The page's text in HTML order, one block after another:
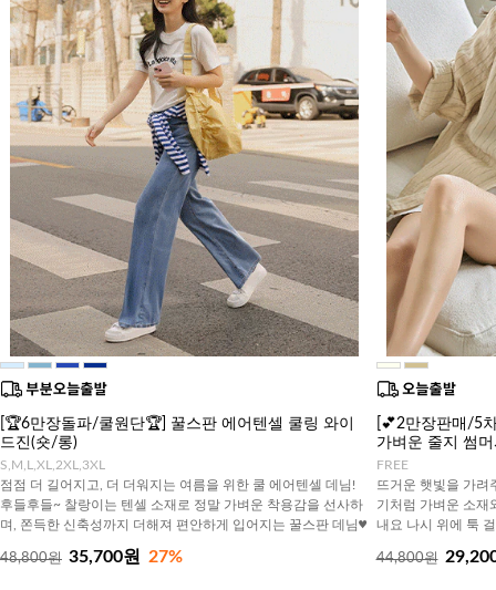
[🏆6만장돌파/쿨원단🏆] 꿀스판 에어텐셀 쿨링 와이
드진(숏/롱)
S,M,L,XL,2XL,3XL
점점 더 길어지고, 더 더워지는 여름을 위한 쿨 에어텐셀 데님!
후들후들~ 찰랑이는 텐셀 소재로 정말 가벼운 착용감을 선사하
며, 쫀득한 신축성까지 더해져 편안하게 입어지는 꿀스판 데님♥
48,800원 35,700원 27%
[💕2만장판매/5
가벼운 줄지 썸
FREE
뜨거운 햇빛을 가려
기처럼 가벼운 소재
내요 나시 위에 툭
44,800원